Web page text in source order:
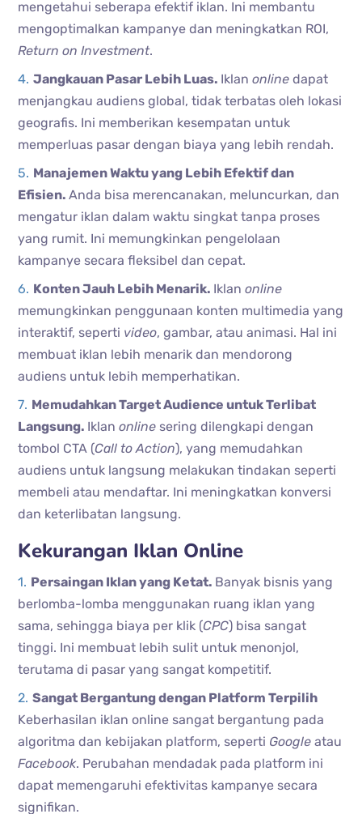
mengetahui seberapa efektif iklan. Ini membantu
mengoptimalkan kampanye dan meningkatkan ROI,
Return on Investment.
Jangkauan Pasar Lebih Luas. Iklanonline dapat
menjangkau audiens global, tidak terbatas oleh lokasi
geografis. Ini memberikan kesempatan untuk
memperluas pasar dengan biaya yang lebih rendah.
Manajemen Waktu yang Lebih Efektif dan
Efisien.Anda bisa merencanakan, meluncurkan, dan
mengatur iklan dalam waktu singkat tanpa proses
yang rumit. Ini memungkinkan pengelolaan
kampanye secara fleksibel dan cepat.
Konten Jauh Lebih Menarik. Iklanonline
memungkinkan penggunaan konten multimedia yang
interaktif, seperti video, gambar, atau animasi. Hal ini
membuat iklan lebih menarik dan mendorong
audiens untuk lebih memperhatikan.
Memudahkan Target Audience untuk Terlibat
Langsung. Iklanonline sering dilengkapi dengan
tombol CTA (Call to Action), yang memudahkan
audiens untuk langsung melakukan tindakan seperti
membeli atau mendaftar. Ini meningkatkan konversi
dan keterlibatan langsung.
Kekurangan Iklan Online
Persaingan Iklan yang Ketat. Banyak bisnis yang
berlomba-lomba menggunakan ruang iklan yang
sama, sehingga biaya per klik (CPC) bisa sangat
tinggi. Ini membuat lebih sulit untuk menonjol,
terutama di pasar yang sangat kompetitif.
Sangat Bergantung dengan Platform Terpilih
Keberhasilan iklan online sangat bergantung pada
algoritma dan kebijakan platform, seperti Google atau
Facebook. Perubahan mendadak pada platform ini
dapat memengaruhi efektivitas kampanye secara
signifikan.